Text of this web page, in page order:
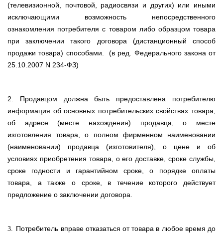
(телевизионной, почтовой, радиосвязи и других) или иными
исключающими возможность непосредственного
ознакомления потребителя с товаром либо образцом товара
при заключении такого договора (дистанционный способ
продажи товара) способами. (в ред. Федерального закона от
25.10.2007 N 234-ФЗ)
2. Продавцом должна быть предоставлена потребителю
информация об основных потребительских свойствах товара,
об адресе (месте нахождения) продавца, о месте
изготовления товара, о полном фирменном наименовании
(наименовании) продавца (изготовителя), о цене и об
условиях приобретения товара, о его доставке, сроке службы,
сроке годности и гарантийном сроке, о порядке оплаты
товара, а также о сроке, в течение которого действует
предложение о заключении договора.
3.
Потребитель вправе отказаться от товара в любое время до